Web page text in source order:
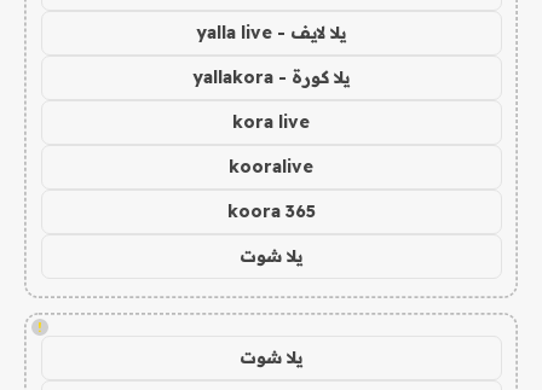
يلا لايف - yalla live
يلا كورة - yallakora
kora live
kooralive
koora 365
يلا شوت
!
يلا شوت